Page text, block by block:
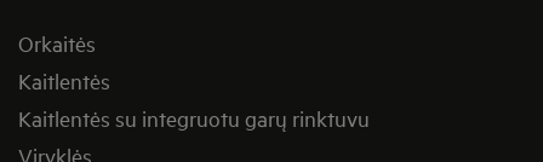
Orkaitės
Kaitlentės
Kaitlentės su integruotu garų rinktuvu
Viryklės